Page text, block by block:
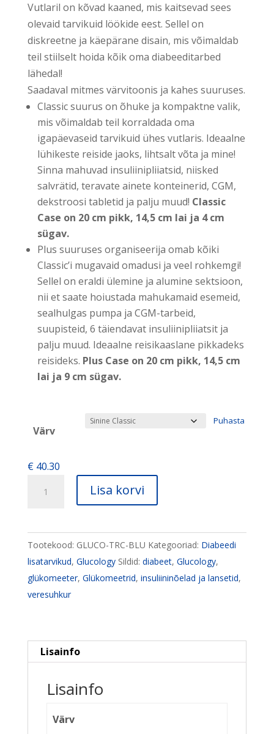
Vutlaril on kõvad kaaned, mis kaitsevad sees
olevaid tarvikuid löökide eest. Sellel on
diskreetne ja käepärane disain, mis võimaldab
teil stiilselt hoida kõik oma diabeeditarbed
lähedal!
Saadaval mitmes värvitoonis ja kahes suuruses.
Classic suurus on õhuke ja kompaktne valik,
mis võimaldab teil korraldada oma
igapäevaseid tarvikuid ühes vutlaris. Ideaalne
lühikeste reiside jaoks, lihtsalt võta ja mine!
Sinna mahuvad insuliinipliiatsid, niisked
salvrätid, teravate ainete konteinerid, CGM,
dekstroosi tabletid ja palju muud! Classic
Case on 20 cm pikk, 14,5 cm lai ja 4 cm
sügav.
Plus suuruses organiseerija omab kõiki
Classic’i mugavaid omadusi ja veel rohkemgi!
Sellel on eraldi ülemine ja alumine sektsioon,
nii et saate hoiustada mahukamaid esemeid,
sealhulgas pumpa ja CGM-tarbeid,
suupisteid, 6 täiendavat insuliinipliiatsit ja
palju muud. Ideaalne reisikaaslane pikkadeks
reisideks. Plus Case on 20 cm pikk, 14,5 cm
lai ja 9 cm sügav.
Värv
Puhasta
€40.30
Diabetes
kogus
Lisa korvi
Tootekood: GLUCO-TRC-BLU Kategooriad: Diabeedi
lisatarvikud, Glucology Sildid: diabeet, Glucology,
glükomeeter, Glükomeetrid, insuliininõelad ja lansetid,
veresuhkur
Lisainfo
Lisainfo
Värv